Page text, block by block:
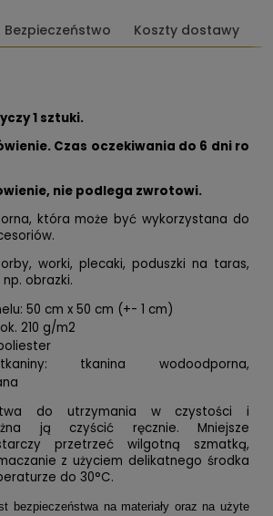
Bezpieczeństwo Koszty dostawy
1 sztuki.
Czas oczekiwania do 6 dni ro
nie podlega zwrotowi.
która może być wykorzystana do
worki, plecaki, poduszki na taras,
obrazki.
50 cm x 50 cm (+- 1 cm)
210 g/m2
poliester
tkanina wodoodporna,
do utrzymania w czystości i
ją czyścić ręcznie. Mniejsze
przetrzeć wilgotną szmatką,
z użyciem delikatnego środka
do 30°C.
bezpieczeństwa na materiały oraz na użyte